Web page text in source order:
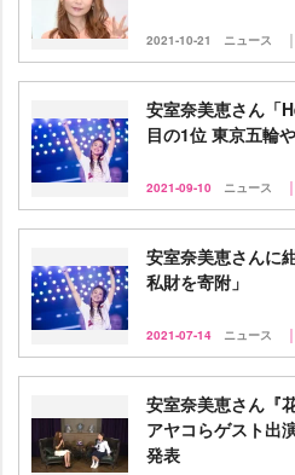
2021-10-21 ニュース
安室奈美恵さん「
目の1位 東京五輪
2021-09-10 ニュース
安室奈美恵さんに
私財を寄附」
2021-07-14 ニュース
安室奈美恵さん『
アヤコらゲスト出
発表